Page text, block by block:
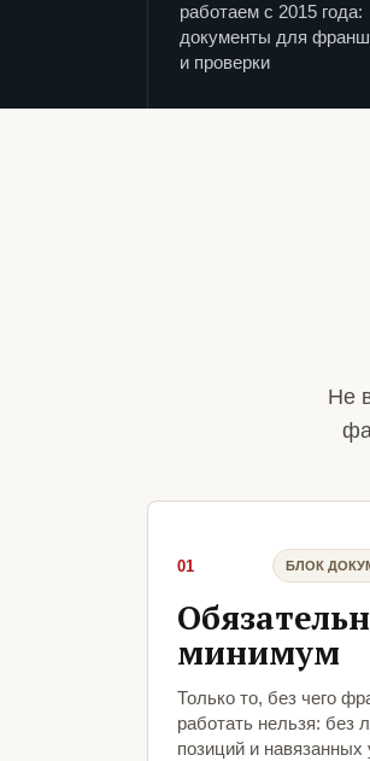
работаем с 2015 года:
документы для
и проверки
Не
01 БЛОК
минимум
Только то, без чего
работать нельзя: без
позиций и навязанных